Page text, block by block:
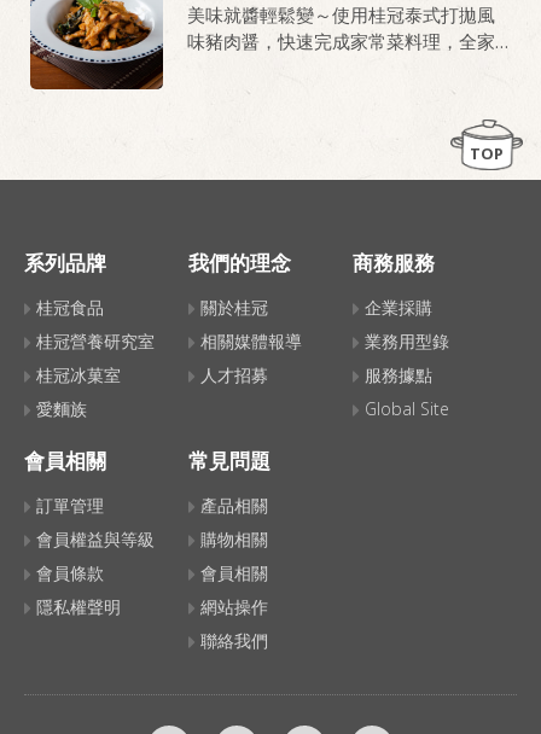
美味就醬輕鬆變～使用桂冠泰式打拋風
味豬肉醤，快速完成家常菜料理，全家
TOP
系列品牌
桂冠食品
桂冠營養研究室
桂冠冰菓室
愛麵族
我們的理念
關於桂冠
相關媒體報導
人才招募
商務服務
企業採購
業務用型錄
服務據點
Global Site
會員相關
訂單管理
會員權益與等級
會員條款
隱私權聲明
常見問題
產品相關
購物相關
會員相關
網站操作
聯絡我們